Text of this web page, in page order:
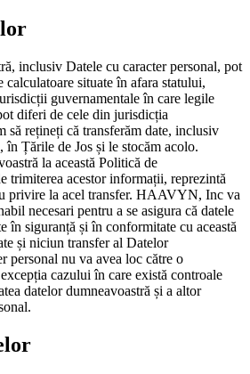
inclusiv Datele cu caracter personal, pot
calculatoare situate în afara statului,
guvernamentale în care legile
diferi de cele din jurisdicția
să rețineți că transferăm date, inclusiv
în Țările de Jos și le stocăm acolo.
la această Politică de
trimiterea acestor informații, reprezintă
privire la acel transfer. HAAVYN, Inc va
necesari pentru a se asigura că datele
în siguranță și în conformitate cu această
și niciun transfer al Datelor
personal nu va avea loc către o
cazului în care există controale
datelor dumneavoastră și a altor